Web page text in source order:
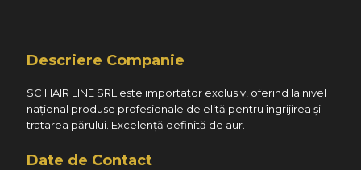
Descriere Companie
SC HAIR LINE SRL este importator exclusiv, oferind la nivel
național produse profesionale de elită pentru îngrijirea și
tratarea părului. Excelență definită de aur.
Date de Contact